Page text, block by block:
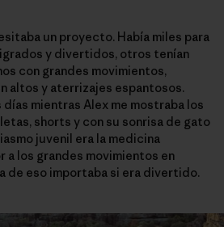
un proyecto. Había miles para
y divertidos, otros tenían
con grandes movimientos,
altos y aterrizajes espantosos.
mientras Alex me mostraba los
shorts y con su sonrisa de gato
juvenil era la medicina
a los grandes movimientos en
de eso importaba si era divertido.